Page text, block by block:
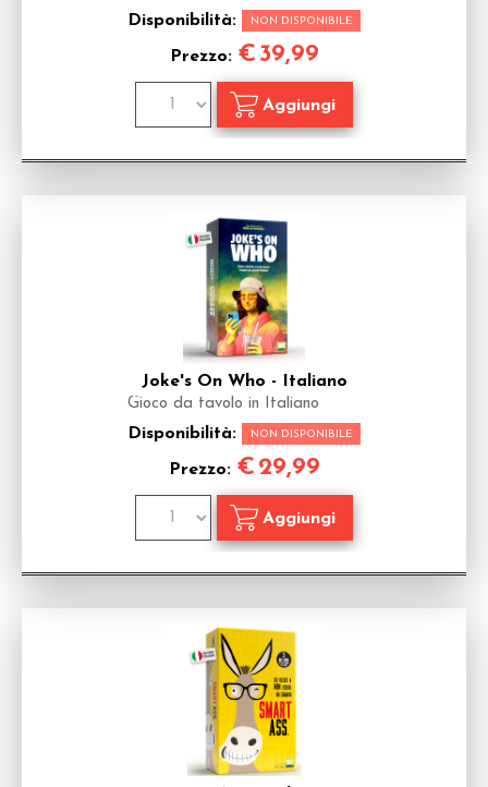
Disponibilità: NON DISPONIBILE
Prezzo: € 39,99
Joke's On Who - Italiano
Gioco da tavolo in Italiano
Disponibilità: NON DISPONIBILE
Prezzo: € 29,99